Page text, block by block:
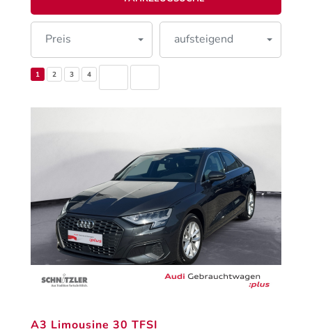
Preis aufsteigend
1 2 3 4
A3 Limousine 30 TFSI